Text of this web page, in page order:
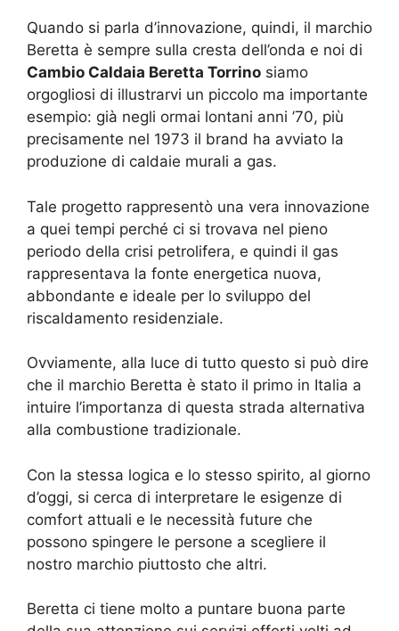
Quando si parla d’innovazione, quindi, il marchio
Beretta è sempre sulla cresta dell’onda e noi di
Cambio Caldaia Beretta Torrino siamo
orgogliosi di illustrarvi un piccolo ma importante
esempio: già negli ormai lontani anni ’70, più
precisamente nel 1973 il brand ha avviato la
produzione di caldaie murali a gas.
Tale progetto rappresentò una vera innovazione
a quei tempi perché ci si trovava nel pieno
periodo della crisi petrolifera, e quindi il gas
rappresentava la fonte energetica nuova,
abbondante e ideale per lo sviluppo del
riscaldamento residenziale.
Ovviamente, alla luce di tutto questo si può dire
che il marchio Beretta è stato il primo in Italia a
intuire l’importanza di questa strada alternativa
alla combustione tradizionale.
Con la stessa logica e lo stesso spirito, al giorno
d’oggi, si cerca di interpretare le esigenze di
comfort attuali e le necessità future che
possono spingere le persone a scegliere il
nostro marchio piuttosto che altri.
Beretta ci tiene molto a puntare buona parte